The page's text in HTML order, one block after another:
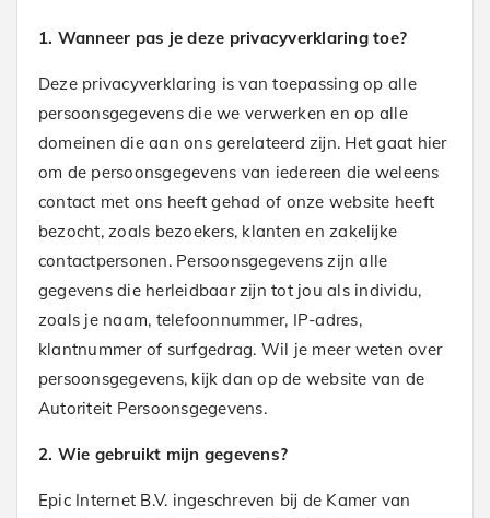
1. Wanneer pas je deze privacyverklaring toe?
Deze privacyverklaring is van toepassing op alle
persoonsgegevens die we verwerken en op alle
domeinen die aan ons gerelateerd zijn. Het gaat hier
om de persoonsgegevens van iedereen die weleens
contact met ons heeft gehad of onze website heeft
bezocht, zoals bezoekers, klanten en zakelijke
contactpersonen. Persoonsgegevens zijn alle
gegevens die herleidbaar zijn tot jou als individu,
zoals je naam, telefoonnummer, IP-adres,
klantnummer of surfgedrag. Wil je meer weten over
persoonsgegevens, kijk dan op de website van de
Autoriteit Persoonsgegevens.
2. Wie gebruikt mijn gegevens?
Epic Internet B.V. ingeschreven bij de Kamer van